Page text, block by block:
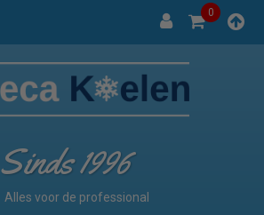
0
Sinds 1996
Alles voor de professional